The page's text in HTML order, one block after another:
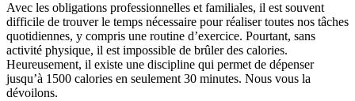
Avec les obligations professionnelles et familiales, il est souvent
difficile de trouver le temps nécessaire pour réaliser toutes nos tâches
quotidiennes, y compris une routine d’exercice. Pourtant, sans
activité physique, il est impossible de brûler des calories.
Heureusement, il existe une discipline qui permet de dépenser
jusqu’à 1500 calories en seulement 30 minutes. Nous vous la
dévoilons.